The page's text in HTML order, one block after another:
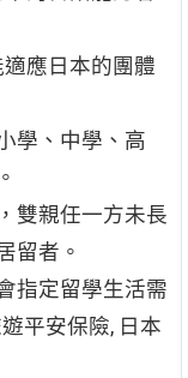
應日本的團體
學、中學、高
雙親任一方未長
留者。
指定留學生活需
平安保險, 日本